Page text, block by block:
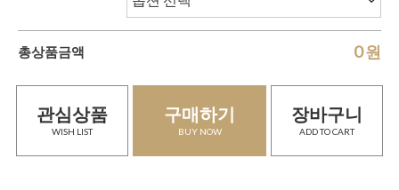
총상품금액 0원
관심상품
WISH LIST
구매하기
BUY NOW
장바구니
ADD TO CART